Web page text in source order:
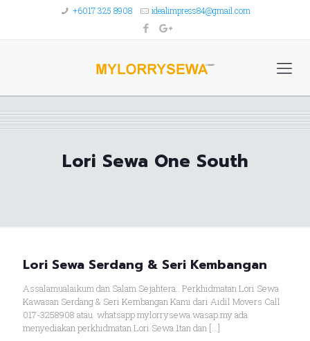
+6017 325 8908 idealimpress84@gmail.com
Lori Sewa One South
Lori Sewa Serdang & Seri Kembangan
Assalamualaikum dan Salam Sejahtera.. Perkhidmatan Lori Sewa
Kawasan Serdang & Seri Kembangan Kami dari Aidil Movers Call
017-3258908 atau whatsapp mylorrysewa.wasap.my ada
menyediakan perkhidmatan Lori Sewa 1tan dan […]